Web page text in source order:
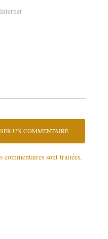
commentaires sont traitées.